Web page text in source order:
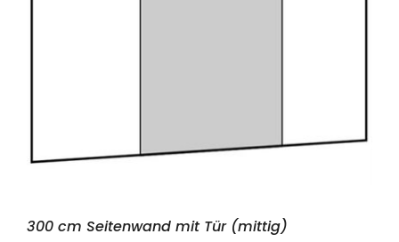
300 cm Seitenwand mit Tür (mittig)